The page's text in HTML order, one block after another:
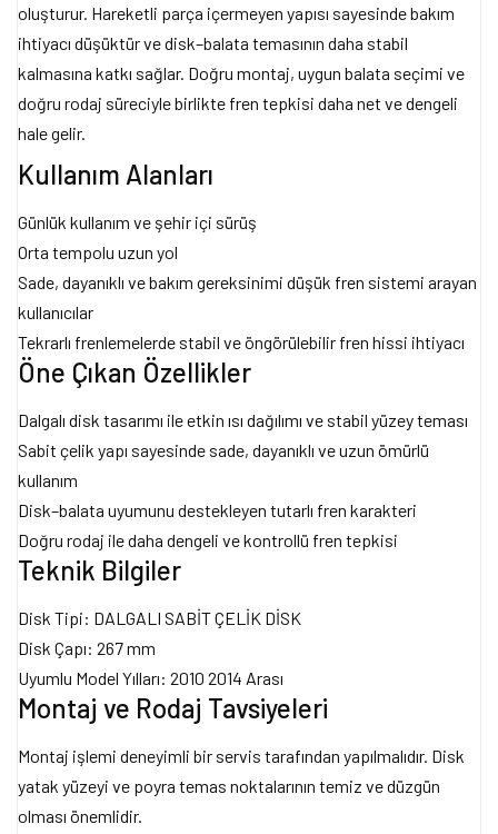
oluşturur. Hareketli parça içermeyen yapısı sayesinde bakım
ihtiyacı düşüktür ve disk–balata temasının daha stabil
kalmasına katkı sağlar. Doğru montaj, uygun balata seçimi ve
doğru rodaj süreciyle birlikte fren tepkisi daha net ve dengeli
hale gelir.
Kullanım Alanları
Günlük kullanım ve şehir içi sürüş
Orta tempolu uzun yol
Sade, dayanıklı ve bakım gereksinimi düşük fren sistemi arayan
kullanıcılar
Tekrarlı frenlemelerde stabil ve öngörülebilir fren hissi ihtiyacı
Öne Çıkan Özellikler
Dalgalı disk tasarımı ile etkin ısı dağılımı ve stabil yüzey teması
Sabit çelik yapı sayesinde sade, dayanıklı ve uzun ömürlü
kullanım
Disk–balata uyumunu destekleyen tutarlı fren karakteri
Doğru rodaj ile daha dengeli ve kontrollü fren tepkisi
Teknik Bilgiler
Disk Tipi: DALGALI SABİT ÇELİK DİSK
Disk Çapı: 267 mm
Uyumlu Model Yılları: 2010 2014 Arası
Montaj ve Rodaj Tavsiyeleri
Montaj işlemi deneyimli bir servis tarafından yapılmalıdır. Disk
yatak yüzeyi ve poyra temas noktalarının temiz ve düzgün
olması önemlidir.